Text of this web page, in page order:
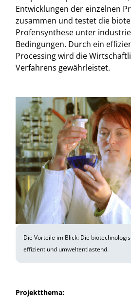
Entwicklungen der einzelnen
zusammen und testet die
Profensynthese unter
Bedingungen. Durch ein
Processing wird die
Verfahrens gewährleistet.
Die Vorteile im Blick: Die
effizient und umweltentlastend.
Projektthema: